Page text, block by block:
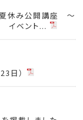
夏休み公開講座 ～
イベント...
日）